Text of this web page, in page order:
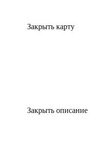
Закрыть карту
Закрыть описание